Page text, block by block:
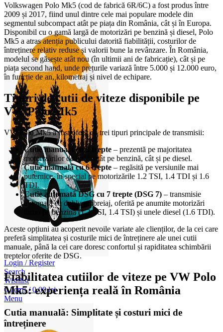
Login / Register
Search
Wishlist
0items / 0,00lei
Menu
Volkswagen Polo Mk5 (cod de fabrică 6R/6C) a fost produs între
2009 și 2017, fiind unul dintre cele mai populare modele din
segmentul subcompact atât pe piața din România, cât și în Europa.
Disponibil cu o gamă largă de motorizări pe benzină și diesel, Polo
Mk5 a atras atenția publicului datorită fiabilității, costurilor de
întreținere relativ reduse și valorii bune la revânzare. În România,
modelul se găsește atât nou (în ultimii ani de fabricație), cât și pe
piața second hand, unde prețurile variază între 5.000 și 12.000 euro,
în funcție de an, kilometraj și nivel de echipare.
Tipuri de cutii de viteze disponibile pe
VW Polo Mk5
VW Polo Mk5 a fost oferit cu trei tipuri principale de transmisii:
Cutie manuală cu 5 trepte – prezentă pe majoritatea
motorizărilor de bază, atât pe benzină, cât și pe diesel.
Cutie manuală cu 6 trepte – regăsită pe versiunile mai
puternice, în special pe motorizările 1.2 TSI, 1.4 TDI și 1.6
TDI.
Cutie automată DSG cu 7 trepte (DSG 7) – transmisie
automată cu dublu ambreiaj, oferită pe anumite motorizări
turbo pe benzină (1.2 TSI, 1.4 TSI) și unele diesel (1.6 TDI).
Aceste opțiuni au acoperit nevoile variate ale clienților, de la cei care
preferă simplitatea și costurile mici de întreținere ale unei cutii
manuale, până la cei care doresc confortul și rapiditatea schimbării
treptelor oferite de DSG.
Fiabilitatea cutiilor de viteze pe VW Polo
Mk5: experiența reală în România
Cutia manuală: Simplitate și costuri mici de
întreținere